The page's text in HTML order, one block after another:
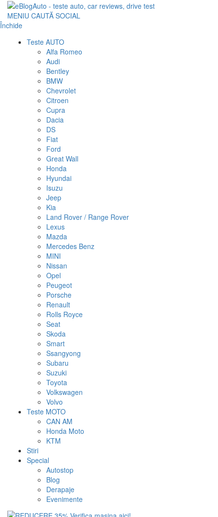
MENIU CAUTĂ SOCIAL
Închide
Teste AUTO
Alfa Romeo
Audi
Bentley
BMW
Chevrolet
Citroen
Cupra
Dacia
DS
Fiat
Ford
Great Wall
Honda
Hyundai
Isuzu
Jeep
Kia
Land Rover / Range Rover
Lexus
Mazda
Mercedes Benz
MINI
Nissan
Opel
Peugeot
Porsche
Renault
Rolls Royce
Seat
Skoda
Smart
Ssangyong
Subaru
Suzuki
Toyota
Volkswagen
Volvo
Teste MOTO
CAN AM
Honda Moto
KTM
Stiri
Special
Autostop
Blog
Derapaje
Evenimente